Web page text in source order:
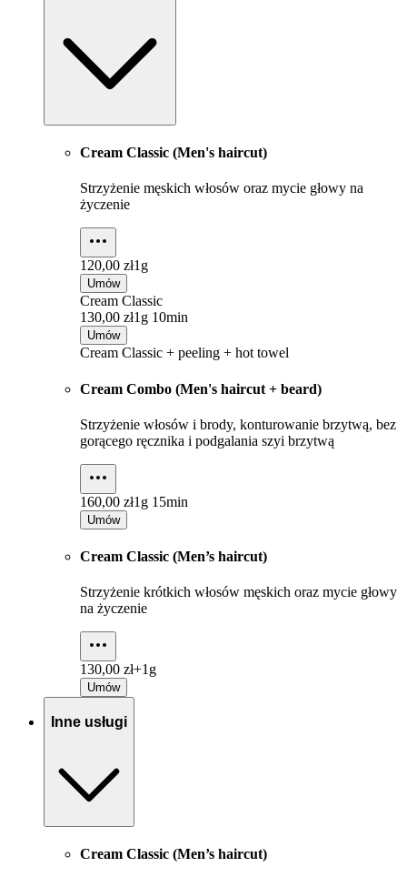
Cream Classic (Men's haircut)
Strzyżenie męskich włosów oraz mycie głowy na
życzenie
120,00 zł1g
Umów
Cream Classic
130,00 zł1g 10min
Umów
Cream Classic + peeling + hot towel
Cream Combo (Men's haircut + beard)
Strzyżenie włosów i brody, konturowanie brzytwą, bez
gorącego ręcznika i podgalania szyi brzytwą
160,00 zł1g 15min
Umów
Cream Classic (Men’s haircut)
Strzyżenie krótkich włosów męskich oraz mycie głowy
na życzenie
130,00 zł+1g
Umów
Inne usługi
Cream Classic (Men’s haircut)